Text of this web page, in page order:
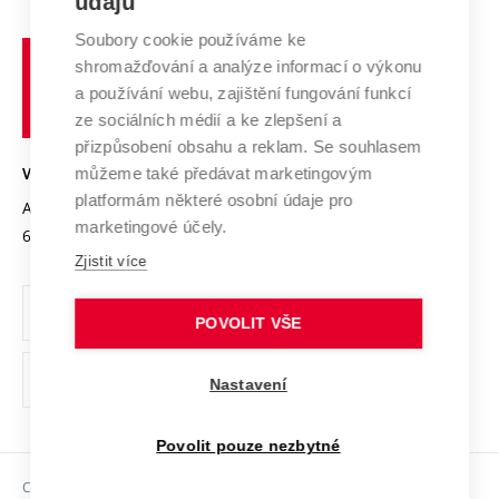
Systém zajišťování kvality výzkumu
Výzkumné infrastruktury
Transfer znalostí
Open Science
Projekty
Projekty ze strukturálních fondů
Specifický výzkum
Spolupráce se školami
Služby univerzity
Mezinárodní dohody
Univerzitní sítě
Profil univerzity
Udržitelná univerzita
Podnikavá univerzita / ContriBUTe
Bezpečná univerzita
Vyznamenání
Organizační struktura
Ochrana osobních údajů
odkaz)
Sociální bezpečí
učení
technické
Brně
VYSOKÉ UČENÍ TECHNICKÉ V BRNĚ
Antonínská 548/1
602 00 Brno
www.vut.cz
vut@vutbr.cz
Copyright © 2026 VUT
Soubory cookie používáme ke
shromažďování a analýze informací o výkonu
a používání webu, zajištění fungování funkcí
ze sociálních médií a ke zlepšení a
přizpůsobení obsahu a reklam. Se souhlasem
můžeme také předávat marketingovým
platformám některé osobní údaje pro
marketingové účely.
Zjistit více
POVOLIT VŠE
Nastavení
Povolit pouze nezbytné